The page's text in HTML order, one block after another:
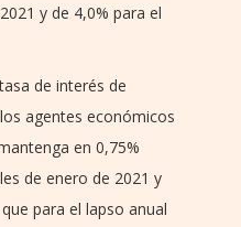
y de 4,0% para el
de interés de
agentes económicos
en 0,75%
de enero de 2021 y
para el lapso anual